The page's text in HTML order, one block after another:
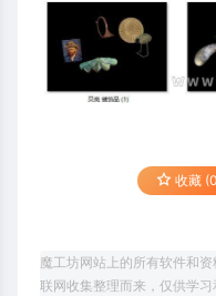
收藏
魔工坊网站上的所有软件和
联网收集整理而来，仅供学